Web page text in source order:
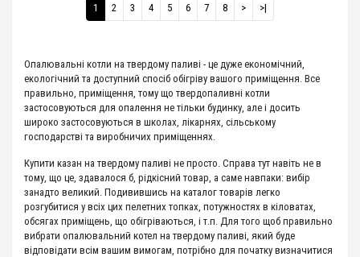
1 2 3 4 5 6 7 8 > >|
Опалювальні котли на твердому паливі - це дуже економічний,
екологічний та доступний спосіб обігріву вашого приміщення. Все
правильно, приміщення, тому що твердопаливні котли
застосовуються для опалення не тільки будинку, але і досить
широко застосовуються в школах, лікарнях, сільському
господарстві та виробничих приміщеннях.
Купити казан на твердому паливі не просто. Справа тут навіть не в
тому, що це, здавалося б, рідкісний товар, а саме навпаки: вибір
занадто великий. Подивившись на каталог товарів легко
розгубитися у всіх цих пелетних топках, потужностях в кіловатах,
обсягах приміщень, що обігріваються, і т.п. Для того щоб правильно
вибрати опалювальний котел на твердому паливі, який буде
відповідати всім вашим вимогам, потрібно для початку визначитися